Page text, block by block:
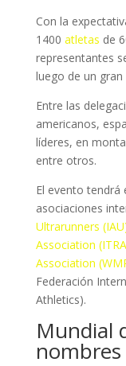
Con la
1400 atletas de
representantes
luego de un
Entre las
americanos,
líderes, en
entre otros.
El evento tendrá
asociaciones
Ultrarunners
Association
Association
Federación
Athletics).
Mundial